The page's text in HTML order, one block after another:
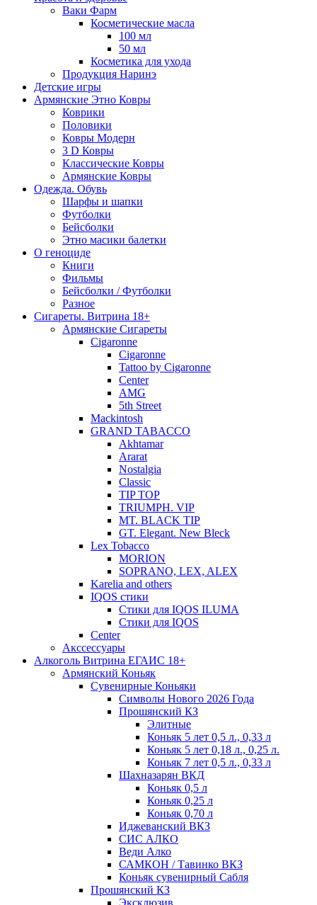
Ваки Фарм
Косметические масла
100 мл
50 мл
Косметика для ухода
Продукция Наринэ
Детские игры
Армянские Этно Ковры
Коврики
Половики
Ковры Модерн
3 D Ковры
Классические Ковры
Армянские Ковры
Одежда. Обувь
Шарфы и шапки
Футболки
Бейсболки
Этно масики балетки
О геноциде
Книги
Фильмы
Бейсболки / Футболки
Разное
Сигареты. Витрина 18+
Армянские Сигареты
Cigaronne
Cigaronne
Tattoo by Cigaronne
Center
AMG
5th Street
Mackintosh
GRAND TABACCO
Akhtamar
Ararat
Nostalgia
Classic
TIP TOP
TRIUMPH. VIP
MT. BLACK TIP
GT. Elegant. New Bleck
Lex Tobacco
MORION
SOPRANO, LEX, ALEX
Karelia and others
IQOS стики
Стики для IQOS ILUMA
Стики для IQOS
Сenter
Акссессуары
Алкоголь Витрина ЕГАИС 18+
Армянский Коньяк
Сувенирные Коньяки
Символы Нового 2026 Года
Прошянский КЗ
Элитные
Коньяк 5 лет 0,5 л., 0,33 л
Коньяк 5 лет 0,18 л., 0,25 л.
Коньяк 7 лет 0,5 л., 0,33 л
Шахназарян ВКД
Коньяк 0,5 л
Коньяк 0,25 л
Коньяк 0,70 л
Иджеванский ВКЗ
СИС АЛКО
Веди Алко
САМКОН / Тавинко ВКЗ
Коньяк сувенирный Сабля
Прошянский КЗ
Эксклюзив